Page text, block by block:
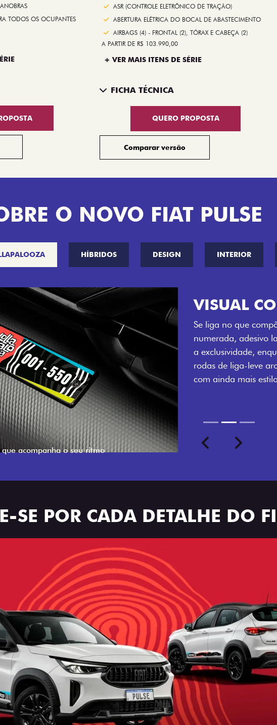
TODOS OS OCUPANTES
ASR (CONTROLE ELETRÔNICO DE TRAÇÃO)
ABERTURA ELÉTRICA DO BOCAL DE ABASTECIMENTO
AIRBAGS (4) - FRONTAL (2), TÓRAX E CABEÇA (2)
A PARTIR DE R$ 103.990,00
+ VER MAIS ITENS DE SÉRIE
FICHA TÉCNICA
QUERO PROPOSTA
Comparar versão
O NOVO FIAT PULSE
HÍBRIDOS DESIGN INTERIOR
VISUAL
Se liga no que
numerada, adesivo
a exclusividade,
rodas de liga-leve
com ainda mais
que acompanha o seu ritmo
PreviousNext
SE POR CADA DETALHE DO